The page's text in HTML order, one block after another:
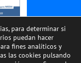
para determinar si
puedan hacer
fines analíticos y
las cookies pulsando